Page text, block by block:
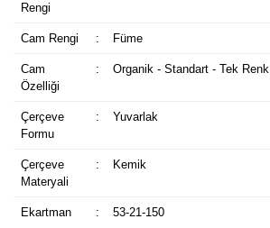
Rengi
Cam Rengi : Füme
Cam
Özelliği
: Organik - Standart - Tek Renk
Çerçeve
Formu
: Yuvarlak
Çerçeve
Materyali
: Kemik
Ekartman : 53-21-150